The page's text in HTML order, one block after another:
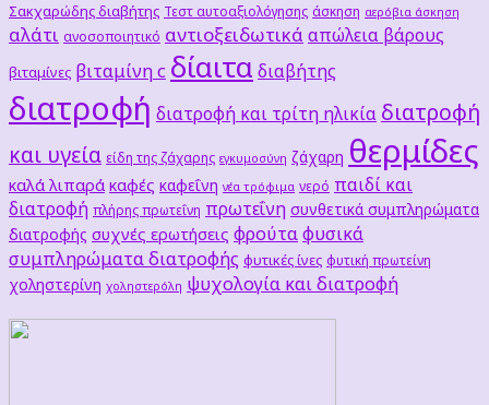
Σακχαρώδης διαβήτης Τεστ αυτοαξιολόγησης άσκηση αερόβια άσκηση
αλάτι ανοσοποιητικό αντιοξειδωτικά απώλεια βάρους
βιταμίνες βιταμίνη c δίαιτα διαβήτης
διατροφή διατροφή και τρίτη ηλικία διατροφή
και υγεία είδη της ζάχαρης εγκυμοσύνη ζάχαρη θερμίδες
καλά λιπαρά καφές καφεΐνη νέα τρόφιμα νερό παιδί και
διατροφή πλήρης πρωτεΐνη πρωτεΐνη συνθετικά συμπληρώματα
διατροφής συχνές ερωτήσεις φρούταφυσικά
συμπληρώματα διατροφής φυτικές ίνες φυτική πρωτείνη
χοληστερίνη χοληστερόλη ψυχολογία και διατροφή